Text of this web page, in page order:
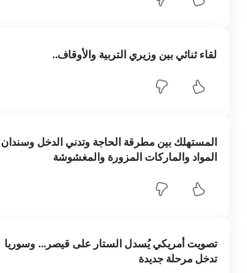
لقاء ثنائي بين وزيري التربية والأوقاف..
المستهلك بين مطرقة الحاجة وتدني الدخل وسندان
المواد والماركات المزورة والمغشوشة
تصويت أمريكي يُسدل الستار على قيصر… وسوريا
تدخل مرحلة جديدة